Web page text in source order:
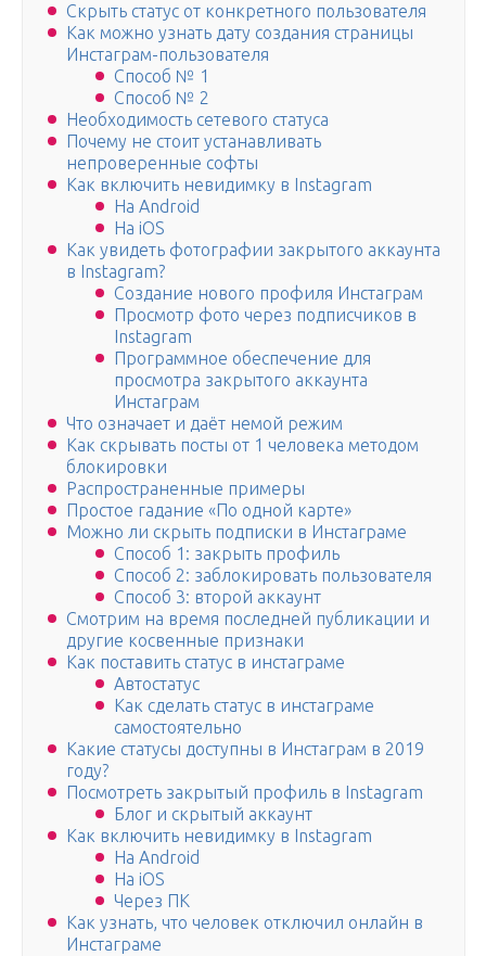
Скрыть статус от конкретного пользователя
Как можно узнать дату создания страницы
Инстаграм-пользователя
Способ № 1
Способ № 2
Необходимость сетевого статуса
Почему не стоит устанавливать
непроверенные софты
Как включить невидимку в Instagram
На Android
На iOS
Как увидеть фотографии закрытого аккаунта
в Instagram?
Создание нового профиля Инстаграм
Просмотр фото через подписчиков в
Instagram
Программное обеспечение для
просмотра закрытого аккаунта
Инстаграм
Что означает и даёт немой режим
Как скрывать посты от 1 человека методом
блокировки
Распространенные примеры
Простое гадание «По одной карте»
Можно ли скрыть подписки в Инстаграме
Способ 1: закрыть профиль
Способ 2: заблокировать пользователя
Способ 3: второй аккаунт
Смотрим на время последней публикации и
другие косвенные признаки
Как поставить статус в инстаграме
Автостатус
Как сделать статус в инстаграме
самостоятельно
Какие статусы доступны в Инстаграм в 2019
году?
Посмотреть закрытый профиль в Instagram
Блог и скрытый аккаунт
Как включить невидимку в Instagram
На Android
На iOS
Через ПК
Как узнать, что человек отключил онлайн в
Инстаграме